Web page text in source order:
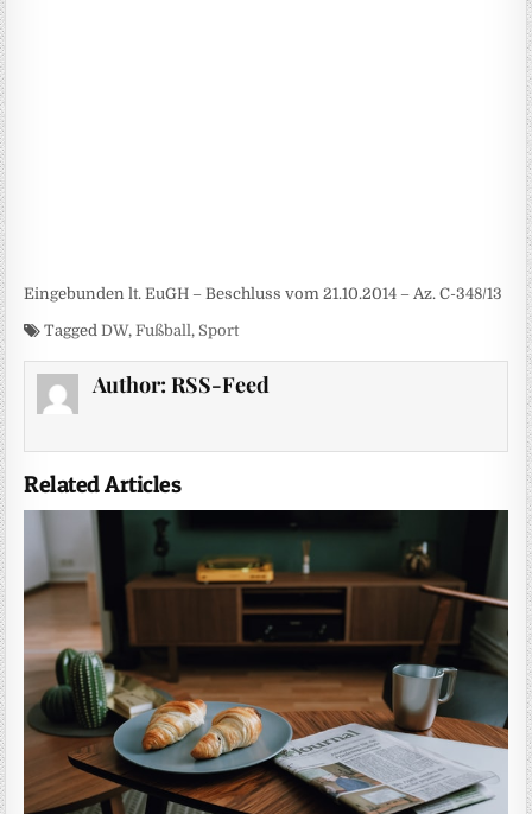
Eingebunden lt. EuGH – Beschluss vom 21.10.2014 – Az. C-348/13
TaggedDW,Fußball, Sport
Author: RSS-Feed
Related Articles